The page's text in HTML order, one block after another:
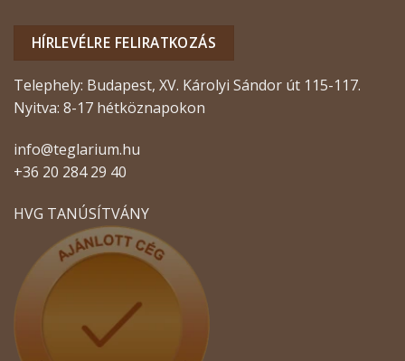
HÍRLEVÉLRE FELIRATKOZÁS
Telephely: Budapest, XV. Károlyi Sándor út 115-117.
Nyitva: 8-17 hétköznapokon
info@teglarium.hu
+36 20 284 29 40
HVG TANÚSÍTVÁNY